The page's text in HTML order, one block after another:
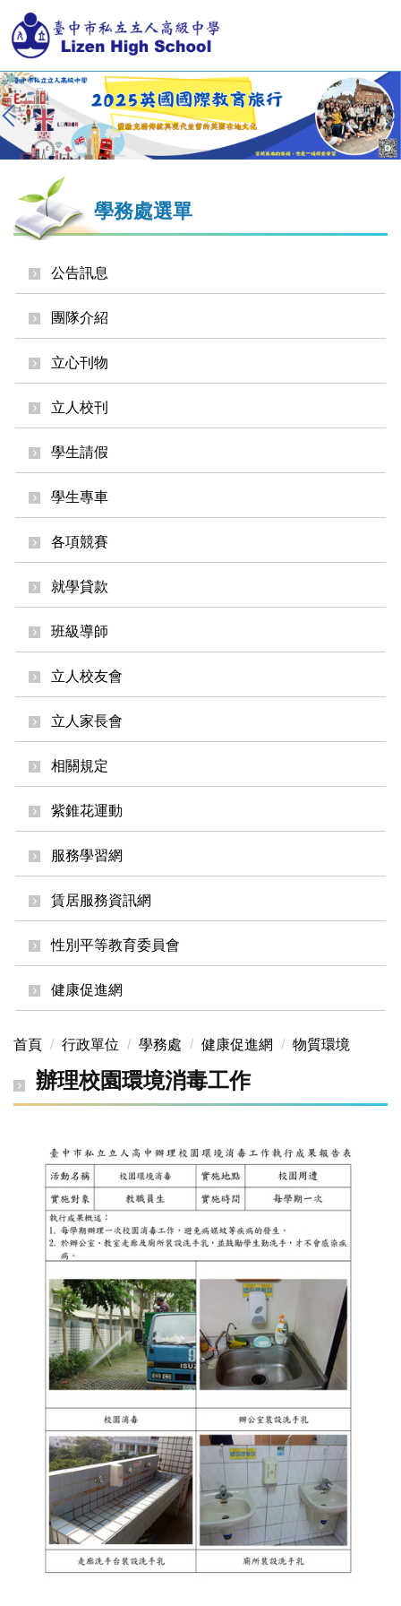
到
主
要
內
容
區
學務處選單
公告訊息
團隊介紹
立心刊物
立人校刊
學生請假
學生專車
各項競賽
就學貸款
班級導師
立人校友會
立人家長會
相關規定
紫錐花運動
服務學習網
賃居服務資訊網
性別平等教育委員會
健康促進網
首頁 行政單位 學務處 健康促進網 物質環境
辦理校園環境消毒工作